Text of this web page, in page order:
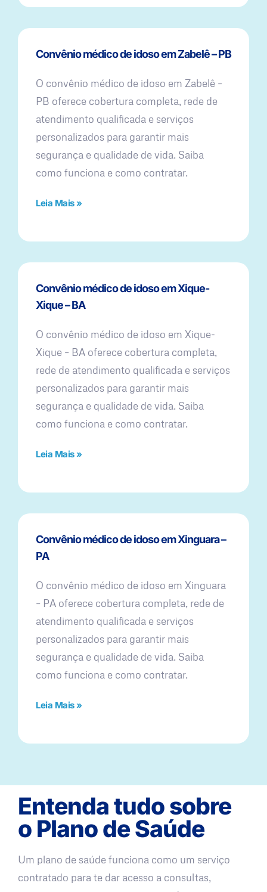
Convênio médico de idoso em Zabelê – PB
O convênio médico de idoso em Zabelê –
PB oferece cobertura completa, rede de
atendimento qualificada e serviços
personalizados para garantir mais
segurança e qualidade de vida. Saiba
como funciona e como contratar.
Leia Mais »
Convênio médico de idoso em Xique-
Xique – BA
O convênio médico de idoso em Xique-
Xique – BA oferece cobertura completa,
rede de atendimento qualificada e serviços
personalizados para garantir mais
segurança e qualidade de vida. Saiba
como funciona e como contratar.
Leia Mais »
Convênio médico de idoso em Xinguara –
PA
O convênio médico de idoso em Xinguara
– PA oferece cobertura completa, rede de
atendimento qualificada e serviços
personalizados para garantir mais
segurança e qualidade de vida. Saiba
como funciona e como contratar.
Leia Mais »
Entenda tudo sobre
o Plano de Saúde
Um plano de saúde funciona como um serviço
contratado para te dar acesso a consultas,